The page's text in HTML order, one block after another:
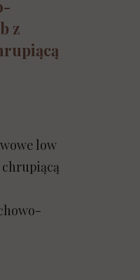
z
low
chrupiącą